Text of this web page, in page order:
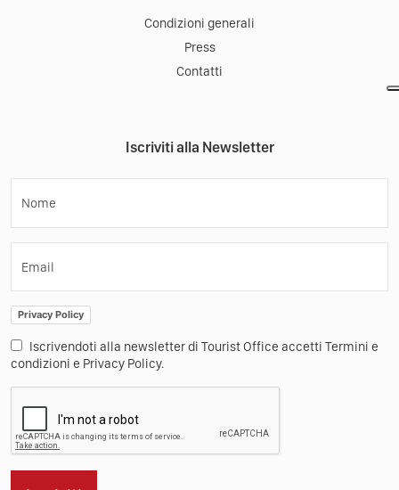
Condizioni generali
Press
Contatti
Iscriviti alla Newsletter
Nome
Email
Privacy Policy
Iscrivendoti alla newsletter di Tourist Office accetti Termini e
condizioni e Privacy Policy.